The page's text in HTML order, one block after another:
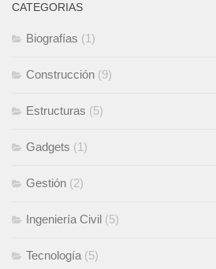
CATEGORIAS
Biografías (1)
Construcción (9)
Estructuras (5)
Gadgets (1)
Gestión (2)
Ingeniería Civil (5)
Tecnología (5)